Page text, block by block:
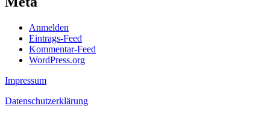
Anmelden
Eintrags-Feed
Kommentar-Feed
WordPress.org
Impressum
Datenschutzerklärung